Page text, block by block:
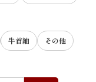
牛首紬 その他